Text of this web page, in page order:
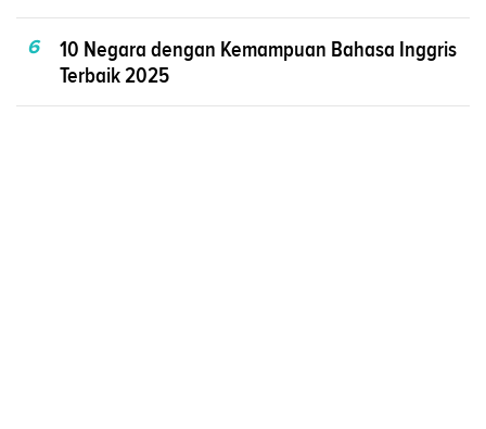
6
10 Negara dengan Kemampuan Bahasa Inggris
Terbaik 2025